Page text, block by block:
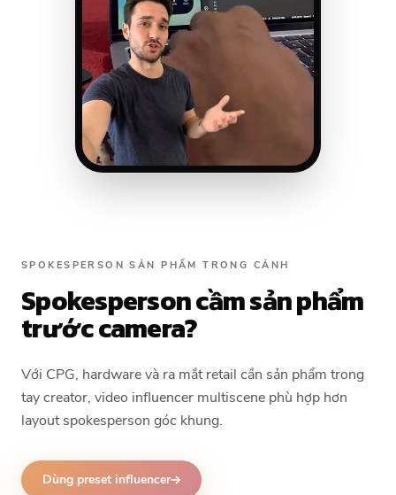
SPOKESPERSON SẢN PHẨM TRONG CẢNH
Spokesperson cầm sản phẩm
trước camera?
Với CPG, hardware và ra mắt retail cần sản phẩm trong
tay creator, video influencer multiscene phù hợp hơn
layout spokesperson góc khung.
Dùng preset influencer